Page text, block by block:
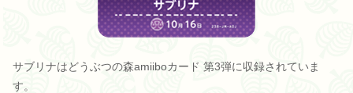
サブリナはどうぶつの森amiiboカード 第3弾に収録されていま
す。